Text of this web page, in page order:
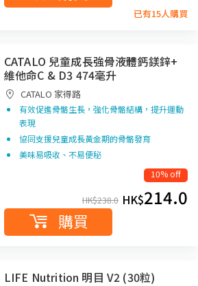
已有15人購買
CATALO 兒童成長強骨液體鈣鎂鋅+
維他命C & D3 474毫升
CATALO 家得路
有效促進骨骼生長，強化骨骼結構，提升運動
表現
協同支援兒童成長黃金期的骨骼發育
美味易吸收、不易便秘
10% off
HK$238.0 HK$214.0
購買
LIFE Nutrition 明目 V2 (30粒)